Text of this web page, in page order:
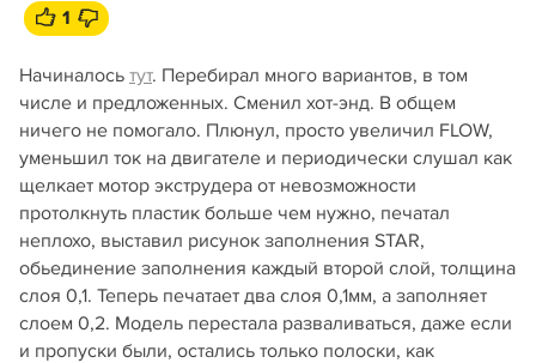
1
Начиналось тут. Перебирал много вариантов, в том
числе и предложенных. Сменил хот-энд. В общем
ничего не помогало. Плюнул, просто увеличил FLOW,
уменьшил ток на двигателе и периодически слушал как
щелкает мотор экструдера от невозможности
протолкнуть пластик больше чем нужно, печатал
неплохо, выставил рисунок заполнения STAR,
обьединение заполнения каждый второй слой, толщина
слоя 0,1. Теперь печатает два слоя 0,1мм, а заполняет
слоем 0,2. Модель перестала разваливаться, даже если
и пропуски были, остались только полоски, как